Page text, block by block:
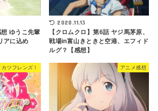
想 ゆうこ先輩
アに込め
2020.11.13
【クロムクロ】第6話 ヤジ馬茅原、
戦場in富山きときと空港、エフィド
ルグ？【感想】
カツフレンズ！ アニメ感想